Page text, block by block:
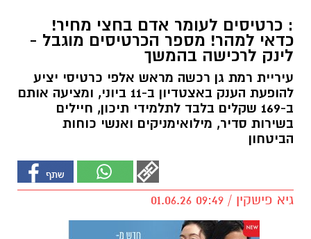
: כרטיסים לעומר אדם בחצי מחיר!
כדאי למהר! מספר הכרטיסים מוגבל -
לינק לרכישה בהמשך
עיריית רמת גן רכשה מראש אלפי כרטיסי יציע
להופעת הענק באצטדיון ב-11 ביוני, ומציעה אותם
ב-169 שקלים בלבד לתלמידי תיכון, חיילים
בשירות סדיר, מילואימניקים ואנשי כוחות
הביטחון
גיא פישקין / 09:49 01.06.26